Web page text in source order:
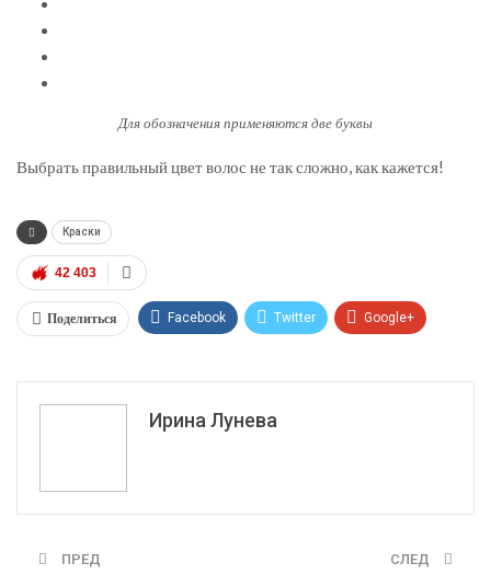
Для обозначения применяются две буквы
Выбрать правильный цвет волос не так сложно, как кажется!
Краски
42 403
Поделиться Facebook Twitter Google+
Эл. адрес
Ирина Лунева
ПРЕД СЛЕД